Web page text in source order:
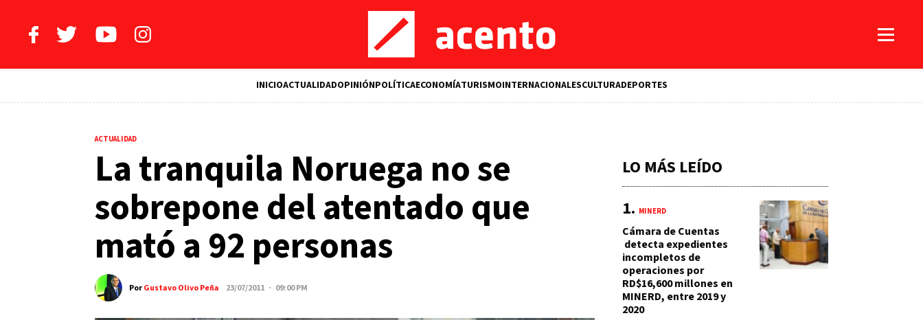
INICIOACTUALIDADOPINIÓNPOLÍTICAECONOMÍATURISMOINTERNACIONALESCULTURADEPORTES
ACTUALIDAD
La tranquila Noruega no se
sobrepone del atentado que
mató a 92 personas
PorGustavo Olivo Peña 23/07/2011 · 09:00 PM
LO MÁS LEÍDO
MINERD
Cámara de Cuentas
detecta expedientes
incompletos de
operaciones por
RD$16,600 millones en
MINERD, entre 2019 y
2020